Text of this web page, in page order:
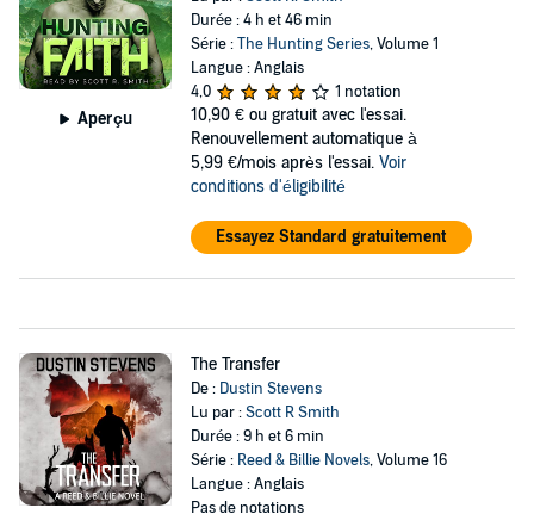
Aperçu
Durée : 4 h et 46 min
Série :The Hunting Series, Volume 1
Langue : Anglais
4,0
1 notation
10,90 € ou gratuit avec l'essai.
Renouvellement automatique à
5,99 €/mois après l'essai. Voir
conditions d'éligibilité
Essayez Standard gratuitement
The Transfer
De : Dustin Stevens
Lu par :Scott R Smith
Durée : 9 h et 6 min
Série : Reed & Billie Novels, Volume 16
Langue : Anglais
Pas de notations